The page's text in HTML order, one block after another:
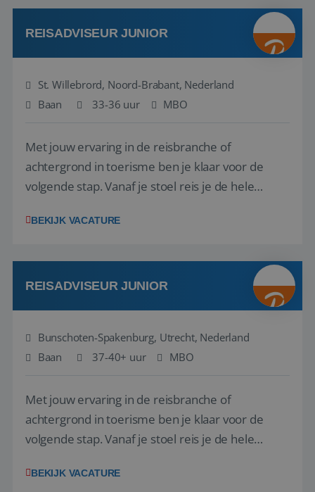
klanten te overtuigen om die droomreis te
boeken! ...
REISADVISEUR JUNIOR
St. Willebrord, Noord-Brabant, Nederland
Baan
33-36 uur MBO
Met jouw ervaring in de reisbranche of
achtergrond in toerisme ben je klaar voor de
volgende stap. Vanaf je stoel reis je de hele
wensen van je team, je klant en wat er in de
klanten te overtuigen om die droomreis te
boeken! ...
BEKIJK VACATURE
REISADVISEUR JUNIOR
Bunschoten-Spakenburg, Utrecht, Nederland
Baan
37-40+ uur MBO
Met jouw ervaring in de reisbranche of
achtergrond in toerisme ben je klaar voor de
volgende stap. Vanaf je stoel reis je de hele
wensen van je team, je klant en wat er in de
BEKIJK VACATURE